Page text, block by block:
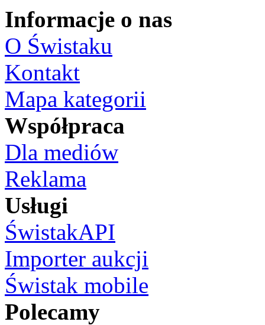
Informacje o nas
O Świstaku
Kontakt
Mapa kategorii
Współpraca
Dla mediów
Reklama
Usługi
ŚwistakAPI
Importer aukcji
Świstak mobile
Polecamy